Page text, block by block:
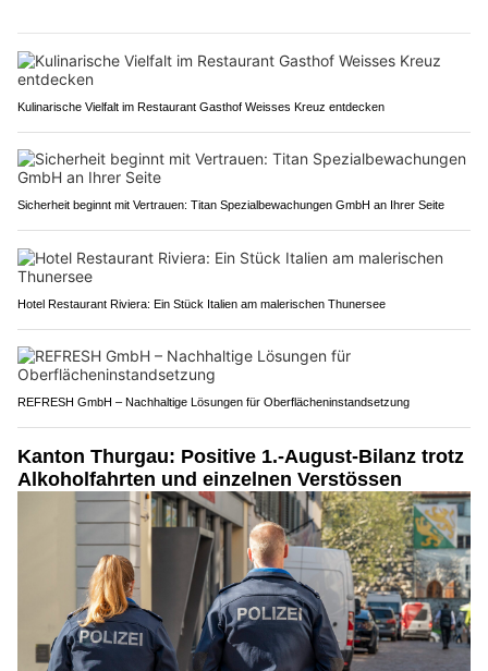
Kulinarische Vielfalt im Restaurant Gasthof Weisses Kreuz entdecken
Sicherheit beginnt mit Vertrauen: Titan Spezialbewachungen GmbH an Ihrer Seite
Hotel Restaurant Riviera: Ein Stück Italien am malerischen Thunersee
REFRESH GmbH – Nachhaltige Lösungen für Oberflächeninstandsetzung
Kanton Thurgau: Positive 1.-August-Bilanz trotz
Alkoholfahrten und einzelnen Verstössen